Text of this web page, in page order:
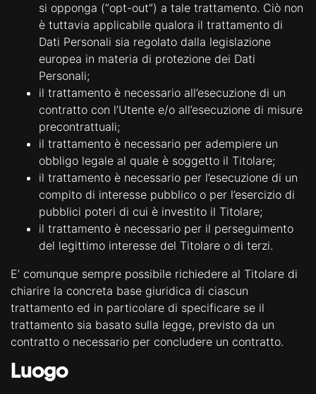
si opponga (“opt-out”) a tale trattamento. Ciò non
è tuttavia applicabile qualora il trattamento di
Dati Personali sia regolato dalla legislazione
europea in materia di protezione dei Dati
Personali;
il trattamento è necessario all’esecuzione di un
contratto con l’Utente e/o all’esecuzione di misure
precontrattuali;
il trattamento è necessario per adempiere un
obbligo legale al quale è soggetto il Titolare;
il trattamento è necessario per l’esecuzione di un
compito di interesse pubblico o per l’esercizio di
pubblici poteri di cui è investito il Titolare;
il trattamento è necessario per il perseguimento
del legittimo interesse del Titolare o di terzi.
E’ comunque sempre possibile richiedere al Titolare di
chiarire la concreta base giuridica di ciascun
trattamento ed in particolare di specificare se il
trattamento sia basato sulla legge, previsto da un
contratto o necessario per concludere un contratto.
Luogo